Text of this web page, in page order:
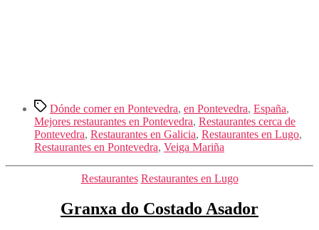
Etiquetas
Dónde comer en Pontevedra, en Pontevedra, España,
Mejores restaurantes en Pontevedra, Restaurantes cerca de
Pontevedra, Restaurantes en Galicia, Restaurantes en Lugo,
Restaurantes en Pontevedra, Veiga Mariña
Categorías
Restaurantes Restaurantes en Lugo
Granxa do Costado Asador